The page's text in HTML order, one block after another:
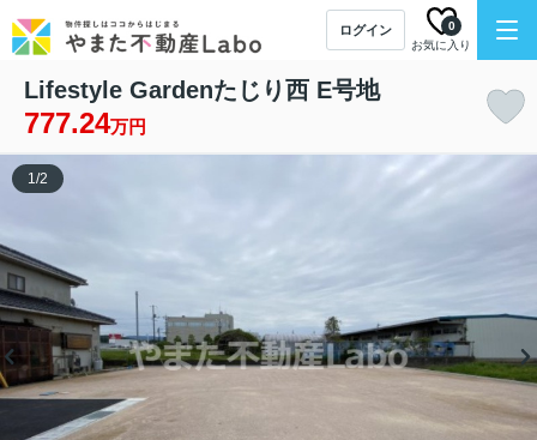
ログイン
お気に入り
0
Lifestyle Gardenたじり西 E号地
777.24万円
1/2